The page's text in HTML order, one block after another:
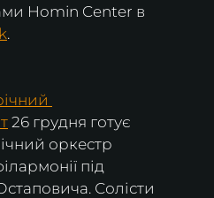
Homin Center в
.
26 грудня готує
оркестр
під
Солісти